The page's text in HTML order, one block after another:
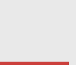
EN 20471